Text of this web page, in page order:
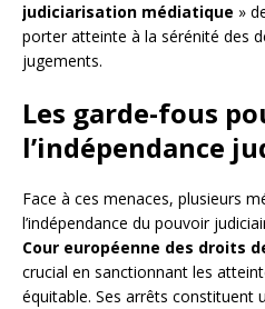
judiciarisation médiatique »
porter atteinte à la sérénité des
jugements.
Les garde-fous
l’indépendance
Face à ces menaces, plusieurs
l’indépendance du pouvoir
Cour européenne des droits
crucial en sanctionnant les
équitable. Ses arrêts constituent